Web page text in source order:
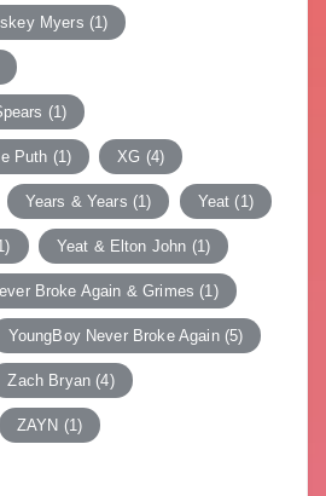
Myers (1)
(1)
Puth (1) XG (4)
Years & Years (1) Yeat (1)
Yeat & Elton John (1)
Broke Again & Grimes (1)
YoungBoy Never Broke Again(5)
Zach Bryan (4)
ZAYN (1)